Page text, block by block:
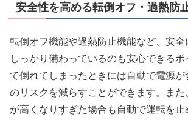
安全性を高める転倒オフ・過熱防
転倒オフ機能や過熱防止機能など、安
しっかり備わっているのも安心できる
て倒れてしまったときには自動で電源
のリスクを減らすことができます。ま
が高くなりすぎた場合も自動で運転を止